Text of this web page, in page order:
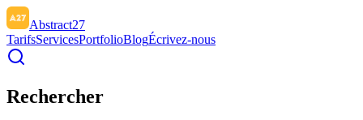
Abstract27
TarifsServicesPortfolioBlogÉcrivez-nous
Rechercher